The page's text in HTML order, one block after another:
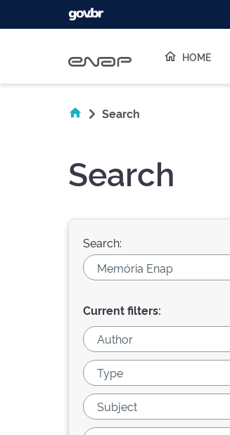
HOME
Search
Search
Search:
Current filters: